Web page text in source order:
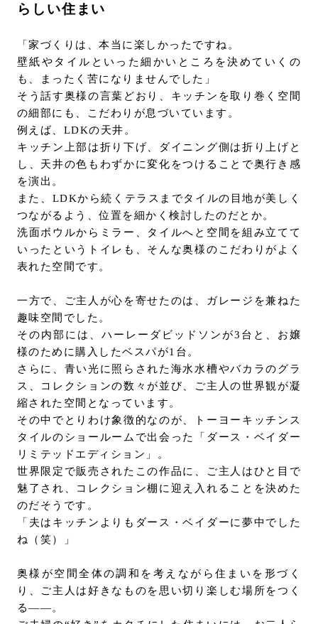
らしい住まい
「家づくりは、本当に楽しかったですね。
壁紙やタイルといった細かいところを決めていくの
も、まったく苦になりませんでした」
そう話す奥様の言葉どおり、キッチンを取り巻く空間
の細部にも、こだわりが息づいています。
例えば、LDKの天井。
キッチン上部は折り下げ、ダイニング側は折り上げと
し、天井の色もわずかに変化をつけることで奥行き感
を演出。
また、LDKから続くテラスまでタイルの目地が美しく
つながるよう、位置を細かく検討したのだとか。
洗面ボウルからミラー、タイルへと空間を組み立てて
いったというトイレも、そんな奥様のこだわりがよく
表れた空間です。
一方で、ご主人が心を寄せたのは、ガレージを兼ねた
趣味空間でした。
その内部には、ハーレーダビッドソンが3台と、お嬢
様のために購入したベスパが1台。
さらに、青い光に照らされた海水水槽やバカラのグラ
ス、コレクションの数々が並び、ご主人の世界観が凝
縮された空間となっています。
その中でとりわけ象徴的なのが、トーヨーキッチンス
タイルのショールームで出会った「ダース・ベイダー
リミテッドエディション」。
世界限定で販売されたこの作品に、ご主人はひと目で
魅了され、コレクション棚に迎え入れることを決めた
のだそうです。
「夫はキッチンよりもダース・ベイダーに夢中でした
ね（笑）」
奥様が空間全体の調和を考えながら住まいを形づく
り、ご主人は好きなものを思い切り楽しむ場所をつく
る――。